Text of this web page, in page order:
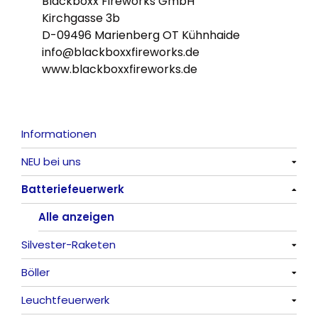
Kirchgasse 3b
D-09496 Marienberg OT Kühnhaide
info@blackboxxfireworks.de
www.blackboxxfireworks.de
Informationen
NEU bei uns
Alle anzeigen
Batteriefeuerwerk
Alle anzeigen
Silvester-Raketen
Alle anzeigen
Böller
Alle anzeigen
Leuchtfeuerwerk